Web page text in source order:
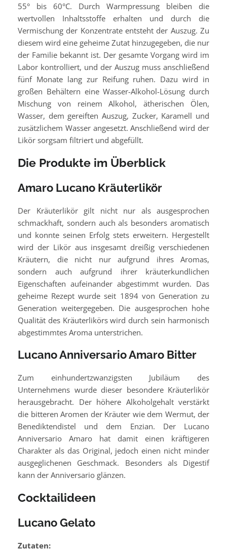
55° bis 60°C. Durch Warmpressung bleiben die
wertvollen Inhaltsstoffe erhalten und durch die
Vermischung der Konzentrate entsteht der Auszug. Zu
diesem wird eine geheime Zutat hinzugegeben, die nur
der Familie bekannt ist. Der gesamte Vorgang wird im
Labor kontrolliert, und der Auszug muss anschließend
fünf Monate lang zur Reifung ruhen. Dazu wird in
großen Behältern eine Wasser-Alkohol-Lösung durch
Mischung von reinem Alkohol, ätherischen Ölen,
Wasser, dem gereiften Auszug, Zucker, Karamell und
zusätzlichem Wasser angesetzt. Anschließend wird der
Likör sorgsam filtriert und abgefüllt.
Die Produkte im Überblick
Amaro Lucano Kräuterlikör
Der Kräuterlikör gilt nicht nur als ausgesprochen
schmackhaft, sondern auch als besonders aromatisch
und konnte seinen Erfolg stets erweitern. Hergestellt
wird der Likör aus insgesamt dreißig verschiedenen
Kräutern, die nicht nur aufgrund ihres Aromas,
sondern auch aufgrund ihrer kräuterkundlichen
Eigenschaften aufeinander abgestimmt wurden. Das
geheime Rezept wurde seit 1894 von Generation zu
Generation weitergegeben. Die ausgesprochen hohe
Qualität des Kräuterlikörs wird durch sein harmonisch
abgestimmtes Aroma unterstrichen.
Lucano Anniversario Amaro Bitter
Zum einhundertzwanzigsten Jubiläum des
Unternehmens wurde dieser besondere Kräuterlikör
herausgebracht. Der höhere Alkoholgehalt verstärkt
die bitteren Aromen der Kräuter wie dem Wermut, der
Benediktendistel und dem Enzian. Der Lucano
Anniversario Amaro hat damit einen kräftigeren
Charakter als das Original, jedoch einen nicht minder
ausgeglichenen Geschmack. Besonders als Digestif
kann der Anniversario glänzen.
Cocktailideen
Lucano Gelato
Zutaten: